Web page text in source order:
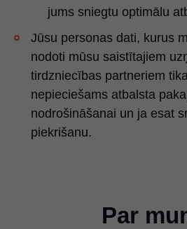
jums sniegtu optimālu
Jūsu personas dati, kurus
nodoti mūsu saistītajiem
tirdzniecības partneriem
nepieciešams atbalsta
nodrošināšanai un ja esat
piekrišanu.
Par